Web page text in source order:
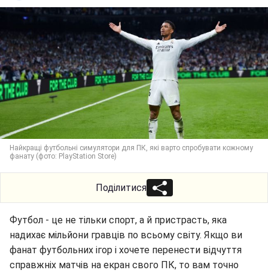
Найкращі футбольні симулятори для ПК, які варто спробувати кожному
фанату (фото: PlayStation Store)
Поділитися
Футбол - це не тільки спорт, а й пристрасть, яка
надихає мільйони гравців по всьому світу. Якщо ви
фанат футбольних ігор і хочете перенести відчуття
справжніх матчів на екран свого ПК, то вам точно